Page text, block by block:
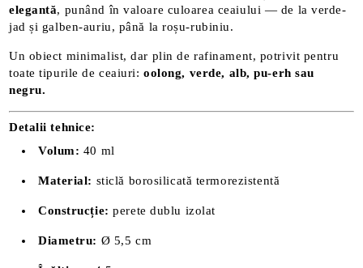
elegantă, punând în valoare culoarea ceaiului — de la verde-
jad și galben-auriu, până la roșu-rubiniu.
Un obiect minimalist, dar plin de rafinament, potrivit pentru
toate tipurile de ceaiuri:oolong, verde, alb, pu-erh sau
negru.
Detalii tehnice:
Volum: 40 ml
Material: sticlă borosilicată termorezistentă
Construcție: perete dublu izolat
Diametru: Ø 5,5 cm